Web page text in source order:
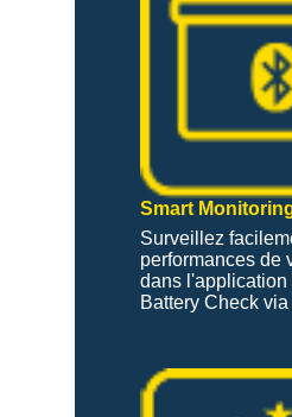
Smart
Surveillez
performances de
dans l'application
Battery Check